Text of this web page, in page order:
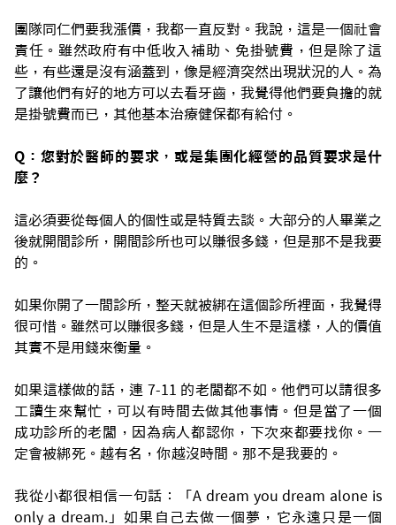
團隊同仁們要我漲價，我都一直反對。我說，這是一個社會
責任。雖然政府有中低收入補助、免掛號費，但是除了這
些，有些還是沒有涵蓋到，像是經濟突然出現狀況的人。為
了讓他們有好的地方可以去看牙齒，我覺得他們要負擔的就
是掛號費而已，其他基本治療健保都有給付。
Q：您對於醫師的要求，或是集團化經營的品質要求是什
麼？
這必須要從每個人的個性或是特質去談。大部分的人畢業之
後就開間診所，開間診所也可以賺很多錢，但是那不是我要
的。
如果你開了一間診所，整天就被綁在這個診所裡面，我覺得
很可惜。雖然可以賺很多錢，但是人生不是這樣，人的價值
其實不是用錢來衡量。
如果這樣做的話，連 7-11 的老闆都不如。他們可以請很多
工讀生來幫忙，可以有時間去做其他事情。 但是當了一個
成功診所的老闆，因為病人都認你，下次來都要找你。一
定會被綁死。越有名，你越沒時間。那不是我要的。
我從小都很相信一句話：「A dream you dream alone is
only a dream.」如果自己去做一個夢，它永遠只是一個